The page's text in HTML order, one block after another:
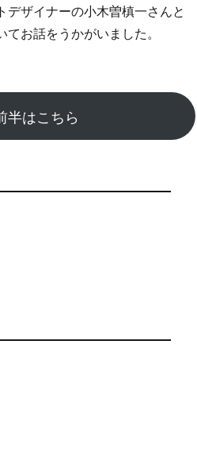
ザイナーの小木曽槙一さんと
お話をうかがいました。
はこちら